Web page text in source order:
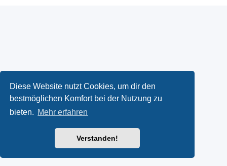
Diese Website nutzt Cookies, um dir den
bestmöglichen Komfort bei der Nutzung zu
bieten. Mehr erfahren
Verstanden!